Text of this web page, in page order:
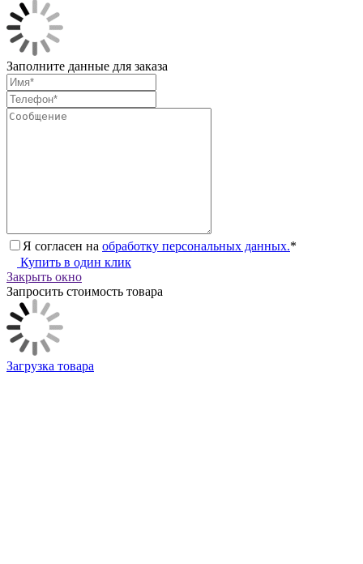
Заполните данные для заказа
Я согласен на обработку персональных данных.*
Купить в один клик
Закрыть окно
Запросить стоимость товара
Загрузка товара